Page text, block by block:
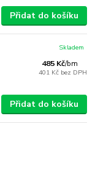
Přidat do košíku
485 Kč/bm
401 Kč bez DPH
Skladem
Přidat do košíku